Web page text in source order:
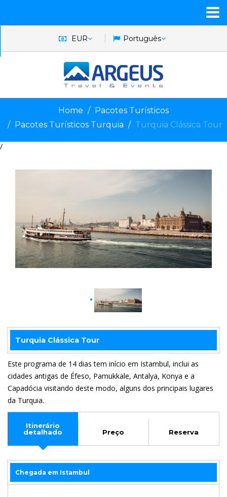
EUR Português
Home
Pacotes Turísticos
Pacotes Turísticos Turquia
Turquia Clássica Tour
/
Turquia Clássica Tour
Este programa de 14 dias tem início em Istambul, inclui as
cidades antigas de Éfeso, Pamukkale, Antalya, Konya e a
Capadócia visitando deste modo, alguns dos principais lugares
da Turquia.
Itinerário
detalhado
Preço Reserva
Chegada em Istambul